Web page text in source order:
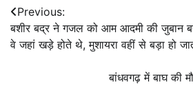
Post
navigation
Previous:
बशीर बद्र ने गजल को आम आदमी की जुबान
वे जहां खड़े होते थे, मुशायरा वहीं से बड़ा हो
बांधवगढ़ में बाघ की